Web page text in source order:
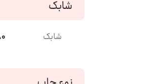
شابک
شابک